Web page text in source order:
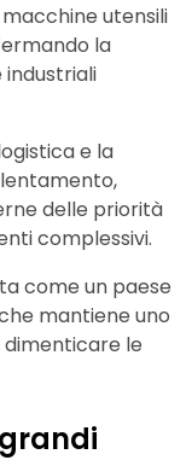
utensili
la
e la
delle priorità
complessivi.
come un paese
mantiene uno
dimenticare le